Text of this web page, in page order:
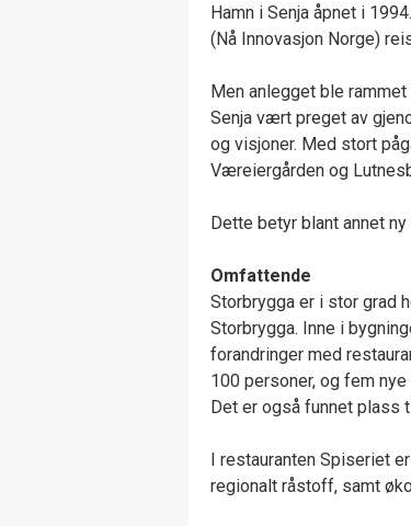
Hamn i Senja åpnet i
(Nå Innovasjon Norge)
Men anlegget ble
Senja vært preget av
og visjoner. Med stort
Væreiergården og
Dette betyr blant annet
Omfattende
Storbrygga er i stor grad
Storbrygga. Inne i
forandringer med
100 personer, og fem
Det er også funnet plass
I restauranten Spiseriet
regionalt råstoff, samt